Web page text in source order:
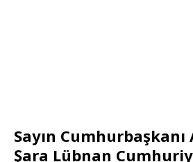
Sayın Cumhurbaşkanı
Şara Lübnan